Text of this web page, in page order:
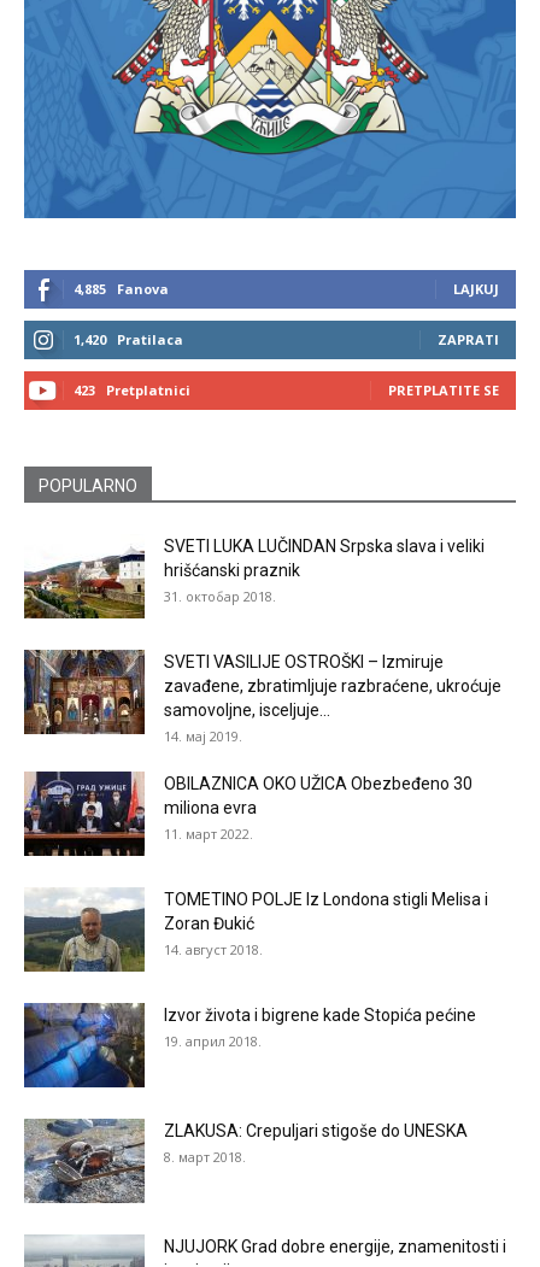
4,885 Fanova LAJKUJ
1,420 Pratilaca ZAPRATI
423 Pretplatnici PRETPLATITE SE
POPULARNO
SVETI LUKA LUČINDAN Srpska slava i veliki
hrišćanski praznik
31. октобар 2018.
SVETI VASILIJE OSTROŠKI – Izmiruje
zavađene, zbratimljuje razbraćene, ukroćuje
samovoljne, isceljuje...
14. мај 2019.
OBILAZNICA OKO UŽICA Obezbeđeno 30
miliona evra
11. март 2022.
TOMETINO POLJE Iz Londona stigli Melisa i
Zoran Đukić
14. август 2018.
Izvor života i bigrene kade Stopića pećine
19. април 2018.
ZLAKUSA: Crepuljari stigoše do UNESKA
8. март 2018.
NJUJORK Grad dobre energije, znamenitosti i